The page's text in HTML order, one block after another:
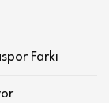
Farkı